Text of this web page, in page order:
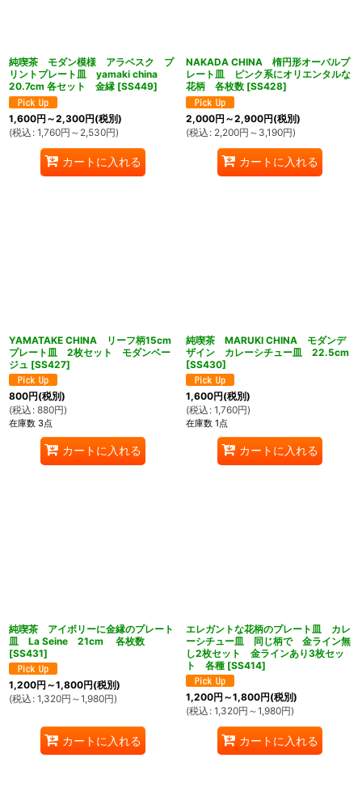
純喫茶 モダン模様 アラベスク プ
リントプレート皿 yamaki china
20.7cm 各セット 金縁 [SS449]
1,600円 ～2,300円(税別)
(税込 : 1,760円 ～2,530円)
カートに入れる
NAKADA CHINA 楕円形オーバルプ
レート皿 ピンク系にオリエンタルな
花柄 各枚数 [SS428]
2,000円 ～2,900円(税別)
(税込 : 2,200円 ～3,190円)
カートに入れる
YAMATAKE CHINA リーフ柄15cm
プレート皿 2枚セット モダンベー
ジュ [SS427]
800円(税別)
(税込 : 880円)
在庫数 3点
カートに入れる
純喫茶 MARUKI CHINA モダンデ
ザイン カレーシチュー皿 22.5cm
[SS430]
1,600円(税別)
(税込 : 1,760円)
在庫数 1点
カートに入れる
純喫茶 アイボリーに金縁のプレート
皿 La Seine 21cm 各枚数
[SS431]
1,200円 ～1,800円(税別)
(税込 : 1,320円 ～1,980円)
カートに入れる
エレガントな花柄のプレート皿 カレ
ーシチュー皿 同じ柄で 金ライン無
し2枚セット 金ラインあり3枚セッ
ト 各種 [SS414]
1,200円 ～1,800円(税別)
(税込 : 1,320円 ～1,980円)
カートに入れる